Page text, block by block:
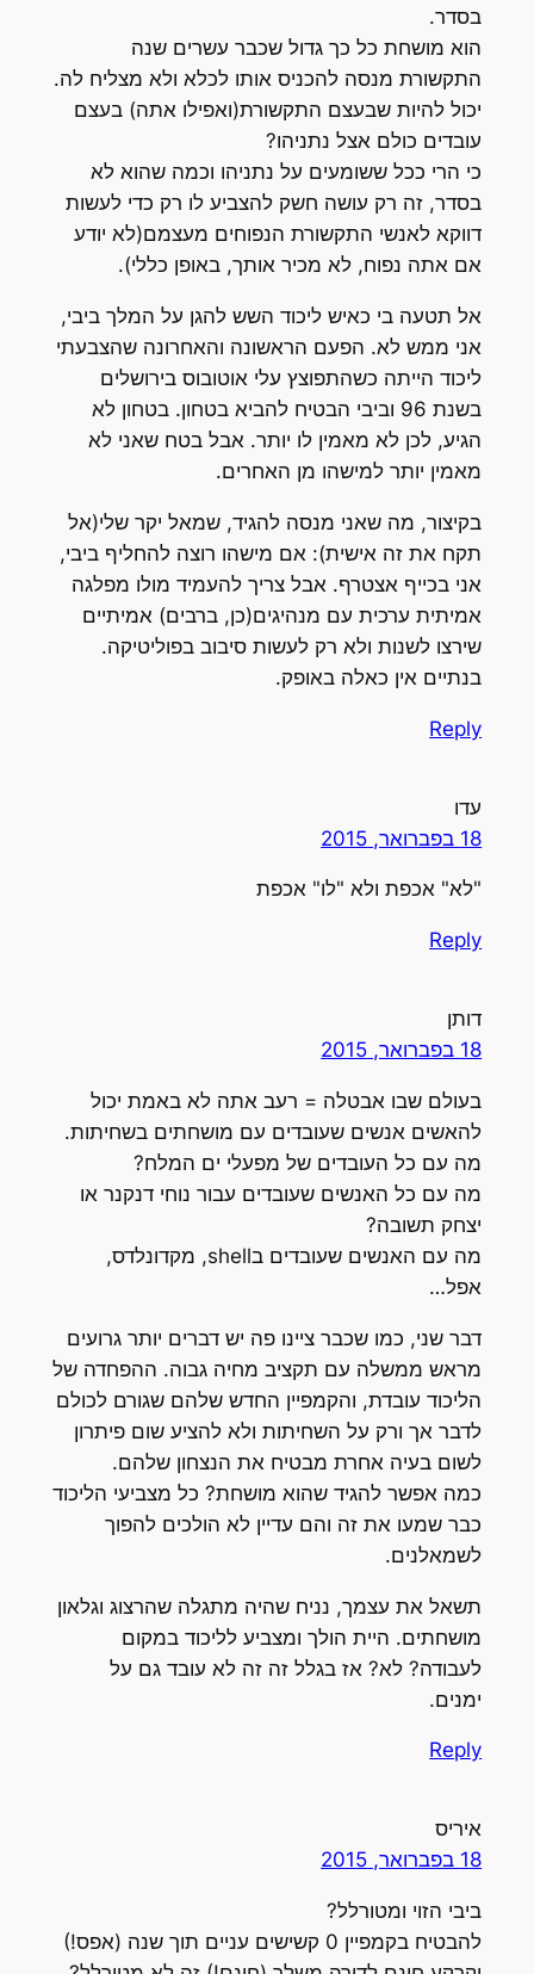
בסדר.
הוא מושחת כל כך גדול שכבר עשרים שנה
התקשורת מנסה להכניס אותו לכלא ולא מצליח לה.
יכול להיות שבעצם התקשורת(ואפילו אתה) בעצם
עובדים כולם אצל נתניהו?
כי הרי ככל ששומעים על נתניהו וכמה שהוא לא
בסדר, זה רק עושה חשק להצביע לו רק כדי לעשות
דווקא לאנשי התקשורת הנפוחים מעצמם(לא יודע
אם אתה נפוח, לא מכיר אותך, באופן כללי).
אל תטעה בי כאיש ליכוד השש להגן על המלך ביבי,
אני ממש לא. הפעם הראשונה והאחרונה שהצבעתי
ליכוד הייתה כשהתפוצץ עלי אוטובוס בירושלים
בשנת 96 וביבי הבטיח להביא בטחון. בטחון לא
הגיע, לכן לא מאמין לו יותר. אבל בטח שאני לא
מאמין יותר למישהו מן האחרים.
בקיצור, מה שאני מנסה להגיד, שמאל יקר שלי(אל
תקח את זה אישית): אם מישהו רוצה להחליף ביבי,
אני בכייף אצטרף. אבל צריך להעמיד מולו מפלגה
אמיתית ערכית עם מנהיגים(כן, ברבים) אמיתיים
שירצו לשנות ולא רק לעשות סיבוב בפוליטיקה.
בנתיים אין כאלה באופק.
Reply
עדו
18 בפברואר, 2015
"לא" אכפת ולא "לו" אכפת
Reply
דותן
18 בפברואר, 2015
בעולם שבו אבטלה = רעב אתה לא באמת יכול
להאשים אנשים שעובדים עם מושחתים בשחיתות.
מה עם כל העובדים של מפעלי ים המלח?
מה עם כל האנשים שעובדים עבור נוחי דנקנר או
יצחק תשובה?
מה עם האנשים שעובדים בshell, מקדונלדס,
אפל…
דבר שני, כמו שכבר ציינו פה יש דברים יותר גרועים
מראש ממשלה עם תקציב מחיה גבוה. ההפחדה של
הליכוד עובדת, והקמפיין החדש שלהם שגורם לכולם
לדבר אך ורק על השחיתות ולא להציע שום פיתרון
לשום בעיה אחרת מבטיח את הנצחון שלהם.
כמה אפשר להגיד שהוא מושחת? כל מצביעי הליכוד
כבר שמעו את זה והם עדיין לא הולכים להפוך
לשמאלנים.
תשאל את עצמך, נניח שהיה מתגלה שהרצוג וגלאון
מושחתים. היית הולך ומצביע לליכוד במקום
לעבודה? לא? אז בגלל זה זה לא עובד גם על
ימנים.
Reply
איריס
18 בפברואר, 2015
ביבי הזוי ומטורלל?
להבטיח בקמפיין 0 קשישים עניים תוך שנה (אפס!)